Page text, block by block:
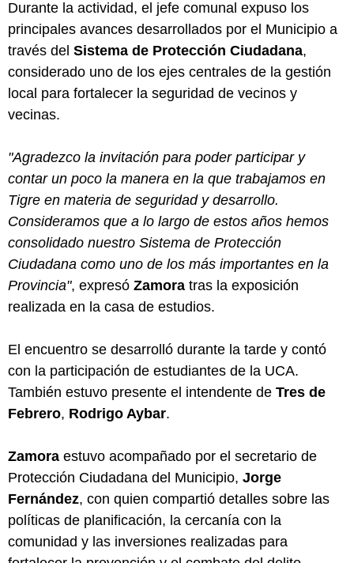
Durante la actividad, el jefe comunal expuso los
principales avances desarrollados por el Municipio a
través del Sistema de Protección Ciudadana,
considerado uno de los ejes centrales de la gestión
local para fortalecer la seguridad de vecinos y
vecinas.
"Agradezco la invitación para poder participar y
contar un poco la manera en la que trabajamos en
Tigre en materia de seguridad y desarrollo.
Consideramos que a lo largo de estos años hemos
consolidado nuestro Sistema de Protección
Ciudadana como uno de los más importantes en la
Provincia", expresó Zamora tras la exposición
realizada en la casa de estudios.
El encuentro se desarrolló durante la tarde y contó
con la participación de estudiantes de la UCA.
También estuvo presente el intendente de Tres de
Febrero, Rodrigo Aybar.
Zamora estuvo acompañado por el secretario de
Protección Ciudadana del Municipio, Jorge
Fernández, con quien compartió detalles sobre las
políticas de planificación, la cercanía con la
comunidad y las inversiones realizadas para